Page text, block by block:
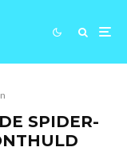
SPIDER-